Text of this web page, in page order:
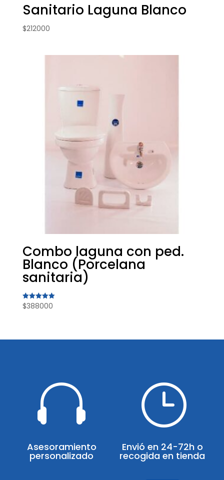
Sanitario Laguna Blanco
$212000
Combo laguna con ped.
Blanco (Porcelana
sanitaria)
Valorado
con
$388000

Asesoramiento
personalizado
}
Envió en 24-72h o
recogida en tienda